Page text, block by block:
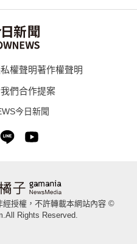
權聲明著作權聲明
們合作提案
今日新聞
授權，不許轉載本網站內容 ©
Rights Reserved.